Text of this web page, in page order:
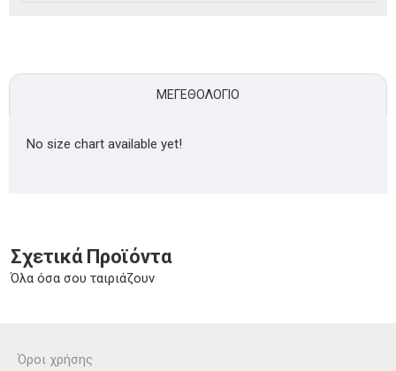
ΜΕΓΕΘΟΛΌΓΙΟ
No size chart available yet!
Σχετικά Προϊόντα
Όλα όσα σου ταιριάζουν
Όροι χρήσης